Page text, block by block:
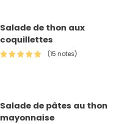
Salade de thon aux
coquillettes
(15 notes)
Salade de pâtes au thon
mayonnaise